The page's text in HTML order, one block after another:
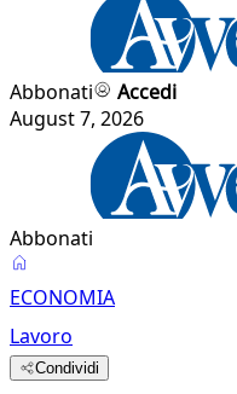
Abbonati
Accedi
August 7, 2026
Abbonati
ECONOMIA
Lavoro
Condividi